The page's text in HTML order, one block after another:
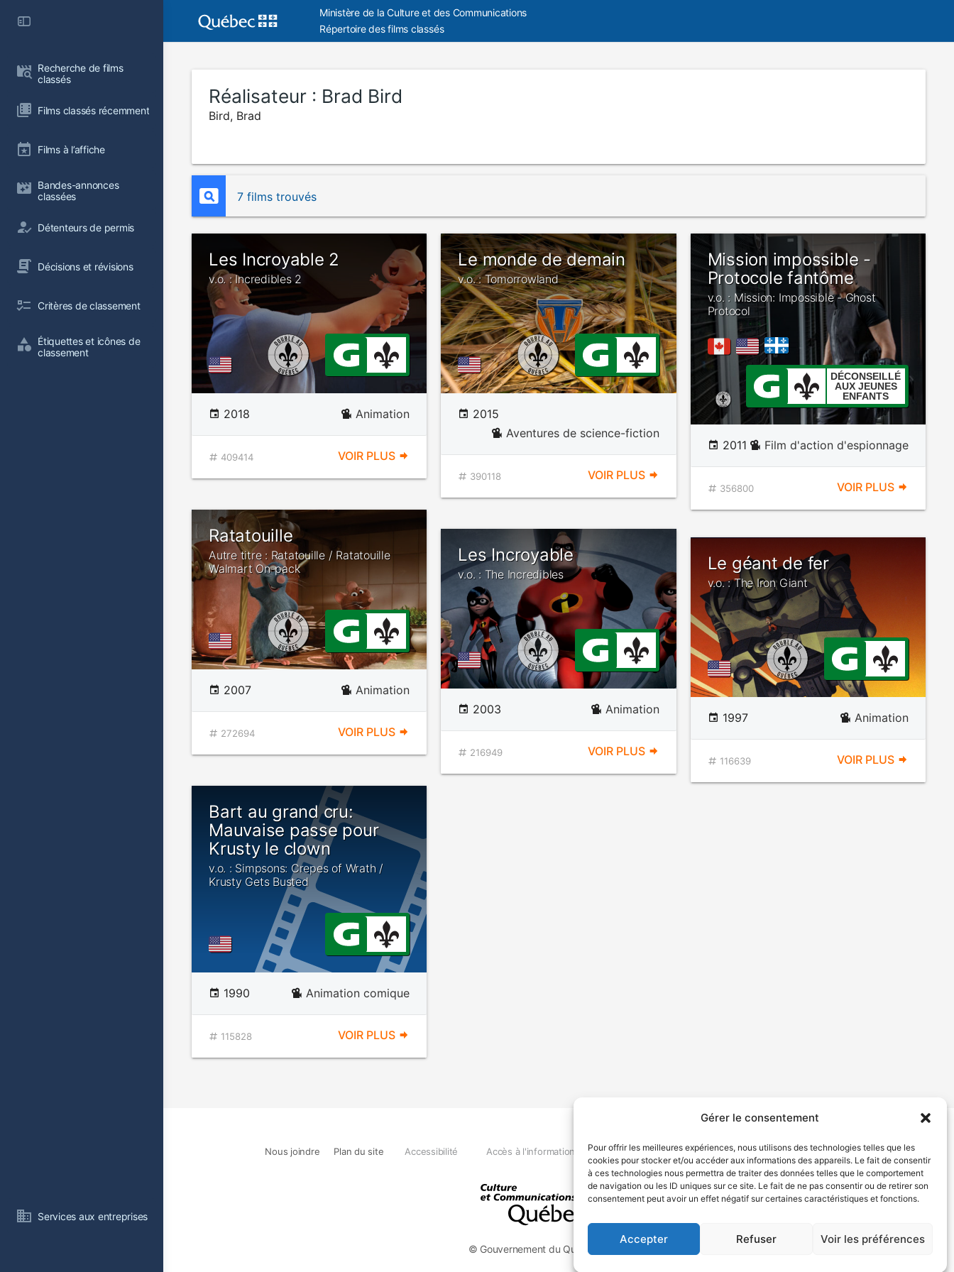
Gérer le consentement
Pour offrir les meilleures expériences, nous utilisons des technologies telles que les
cookies pour stocker et/ou accéder aux informations des appareils. Le fait de consentir
à ces technologies nous permettra de traiter des données telles que le comportement
de navigation ou les ID uniques sur ce site. Le fait de ne pas consentir ou de retirer son
consentement peut avoir un effet négatif sur certaines caractéristiques et fonctions.
Accepter Refuser Voir les préférences
Recherche de films
classés
Films classés récemment
Films à l’affiche
Bandes-annonces
classées
Détenteurs de permis
Décisions et révisions
Critères de classement
Étiquettes et icônes de
classement
Services aux entreprises
Ministère de la Culture et des Communications
Répertoire des films classés
Réalisateur : Brad Bird
Bird, Brad
7 films trouvés
Les Incroyable 2
v.o. : Incredibles 2
2018 Animation
409414 VOIR PLUS
Le monde de demain
v.o. : Tomorrowland
2015
Aventures de science-fiction
390118 VOIR PLUS
Mission impossible -
Protocole fantôme
v.o. : Mission: Impossible - Ghost
Protocol
DÉCONSEILLÉ
AUX JEUNES
ENFANTS
2011 Film d'action d'espionnage
356800 VOIR PLUS
Ratatouille
Autre titre : Ratatouille / Ratatouille
Walmart On-pack
2007 Animation
272694 VOIR PLUS
Les Incroyable
v.o. : The Incredibles
2003 Animation
216949 VOIR PLUS
Le géant de fer
v.o. : The Iron Giant
1997 Animation
116639 VOIR PLUS
Bart au grand cru:
Mauvaise passe pour
Krusty le clown
v.o. : Simpsons: Crepes of Wrath /
Krusty Gets Busted
1990 Animation comique
115828 VOIR PLUS
© Gouvernement du Québec, 2026
Nous joindre Plan du site Accessibilité Accès à l'information Déclaration de services Politique de confidentialité